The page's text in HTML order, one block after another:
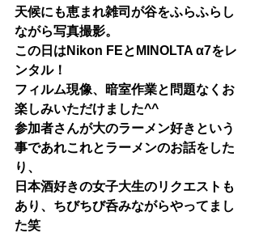
天候にも恵まれ雑司が谷をふらふらし
ながら写真撮影。
この日はNikon FEとMINOLTA α7をレ
ンタル！
フィルム現像、暗室作業と問題なくお
楽しみいただけました^^
参加者さんが大のラーメン好きという
事であれこれとラーメンのお話をした
り、
日本酒好きの女子大生のリクエストも
あり、ちびちび呑みながらやってまし
た笑